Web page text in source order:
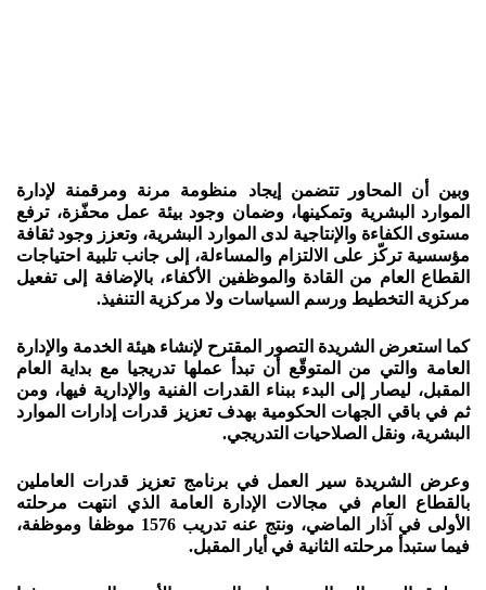
وبين أن المحاور تتضمن إيجاد منظومة مرنة ومرقمنة لإدارة
الموارد البشرية وتمكينها، وضمان وجود بيئة عمل محفّزة، ترفع
مستوى الكفاءة والإنتاجية لدى الموارد البشرية، وتعزز وجود ثقافة
مؤسسية تركّز على الالتزام والمساءلة، إلى جانب تلبية احتياجات
القطاع العام من القادة والموظفين الأكفاء، بالإضافة إلى تفعيل
مركزية التخطيط ورسم السياسات ولا مركزية التنفيذ.
كما استعرض الشريدة التصور المقترح لإنشاء هيئة الخدمة والإدارة
العامة والتي من المتوقّع أن تبدأ عملها تدريجيا مع بداية العام
المقبل، ليصار إلى البدء ببناء القدرات الفنية والإدارية فيها، ومن
ثم في باقي الجهات الحكومية بهدف تعزيز قدرات إدارات الموارد
البشرية، ونقل الصلاحيات التدريجي.
وعرض الشريدة سير العمل في برنامج تعزيز قدرات العاملين
بالقطاع العام في مجالات الإدارة العامة الذي انتهت مرحلته
الأولى في آذار الماضي، ونتج عنه تدريب 1576 موظفا وموظفة،
فيما ستبدأ مرحلته الثانية في أيار المقبل.